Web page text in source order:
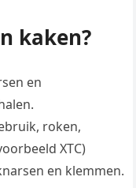
kaken?
en
roken,
XTC)
en klemmen.